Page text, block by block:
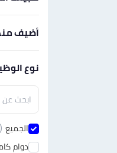
أضيف
نوع
الجميع (١)
دوام